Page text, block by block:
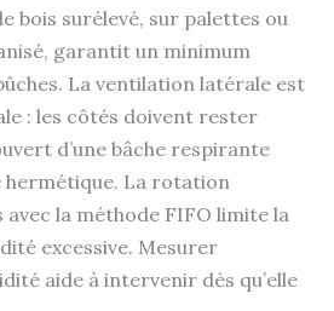
bois surélevé, sur palettes ou
garantit un minimum
La ventilation latérale est
: les côtés doivent rester
d’une bâche respirante
hermétique. La rotation
la méthode FIFO limite la
excessive. Mesurer
aide à intervenir dès qu’elle